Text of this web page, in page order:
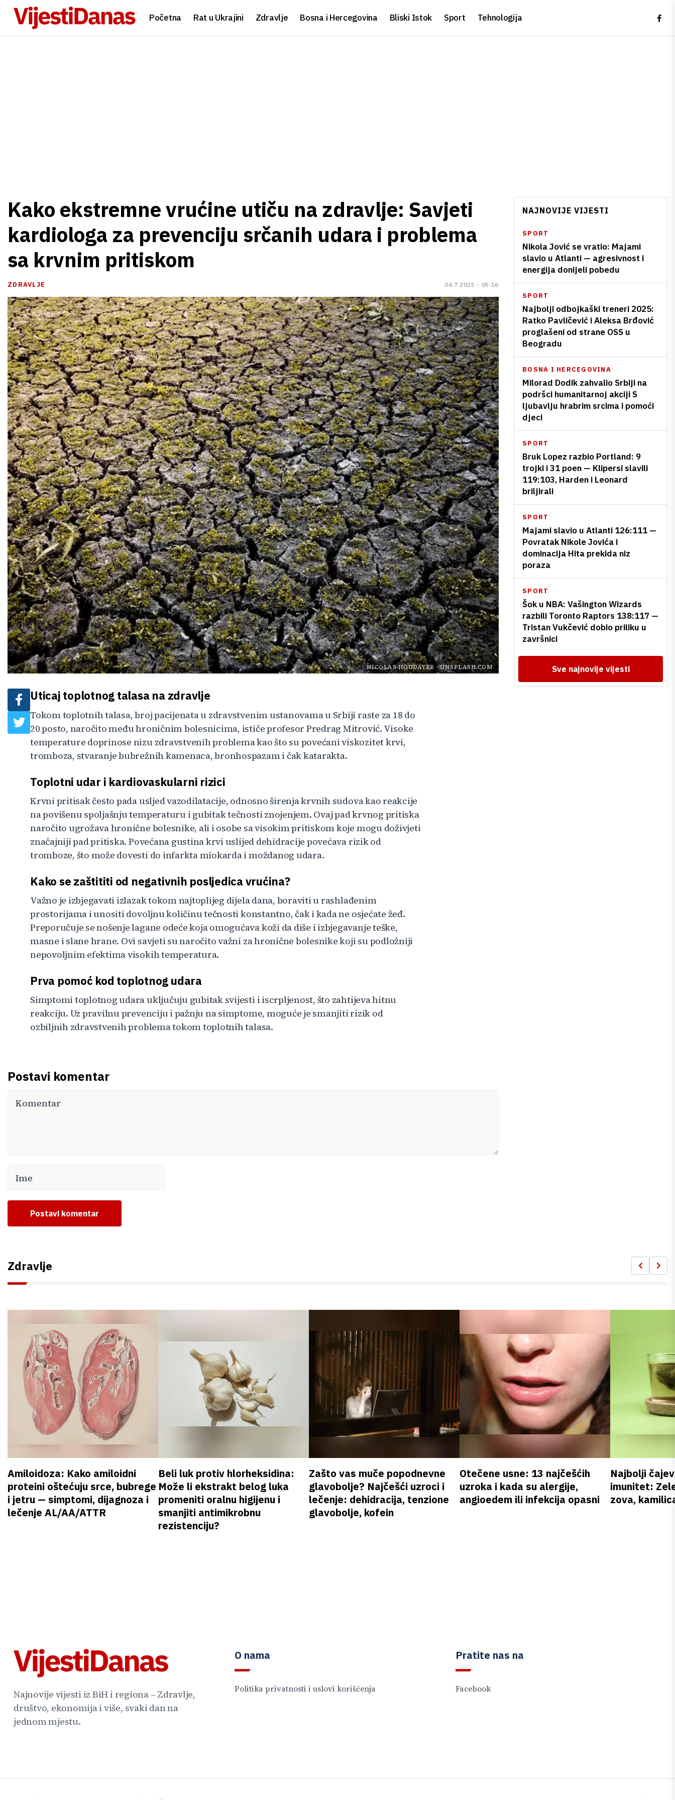
Početna Rat u Ukrajini Zdravlje Bosna i Hercegovina Bliski Istok Sport Tehnologija
Kako ekstremne vrućine utiču na zdravlje: Savjeti
kardiologa za prevenciju srčanih udara i problema
sa krvnim pritiskom
ZDRAVLJE 04.7.2025 - 05:16
NICOLAS HOUDAYER -UNSPLASH.COM
Uticaj toplotnog talasa na zdravlje
Tokom toplotnih talasa, broj pacijenata u zdravstvenim ustanovama u Srbiji raste za 18 do
20 posto, naročito među hroničnim bolesnicima, ističe profesor Predrag Mitrović. Visoke
temperature doprinose nizu zdravstvenih problema kao što su povećani viskozitet krvi,
tromboza, stvaranje bubrežnih kamenaca, bronhospazam i čak katarakta.
Toplotni udar i kardiovaskularni rizici
Krvni pritisak često pada usljed vazodilatacije, odnosno širenja krvnih sudova kao reakcije
na povišenu spoljašnju temperaturu i gubitak tečnosti znojenjem. Ovaj pad krvnog pritiska
naročito ugrožava hronične bolesnike, ali i osobe sa visokim pritiskom koje mogu doživjeti
značajniji pad pritiska. Povećana gustina krvi uslijed dehidracije povećava rizik od
tromboze, što može dovesti do infarkta miokarda i moždanog udara.
Kako se zaštititi od negativnih posljedica vrućina?
Važno je izbjegavati izlazak tokom najtoplijeg dijela dana, boraviti u rashlađenim
prostorijama i unositi dovoljnu količinu tečnosti konstantno, čak i kada ne osjećate žeđ.
Preporučuje se nošenje lagane odeće koja omogućava koži da diše i izbjegavanje teške,
masne i slane hrane. Ovi savjeti su naročito važni za hronične bolesnike koji su podložniji
nepovoljnim efektima visokih temperatura.
Prva pomoć kod toplotnog udara
Simptomi toplotnog udara uključuju gubitak svijesti i iscrpljenost, što zahtijeva hitnu
reakciju. Uz pravilnu prevenciju i pažnju na simptome, moguće je smanjiti rizik od
ozbiljnih zdravstvenih problema tokom toplotnih talasa.
Postavi komentar
Postavi komentar
NAJNOVIJE VIJESTI
SPORT
Nikola Jović se vratio: Majami
slavio u Atlanti — agresivnost i
energija donijeli pobedu
SPORT
Najbolji odbojkaški treneri 2025:
Ratko Pavličević i Aleksa Brđović
proglašeni od strane OSS u
Beogradu
BOSNA I HERCEGOVINA
Milorad Dodik zahvalio Srbiji na
podršci humanitarnoj akciji S
ljubavlju hrabrim srcima i pomoći
djeci
SPORT
Bruk Lopez razbio Portland: 9
trojki i 31 poen — Klipersi slavili
119:103, Harden i Leonard
briljirali
SPORT
Majami slavio u Atlanti 126:111 —
Povratak Nikole Jovića i
dominacija Hita prekida niz
poraza
SPORT
Šok u NBA: Vašington Wizards
razbili Toronto Raptors 138:117 —
Tristan Vukčević dobio priliku u
završnici
Sve najnovije vijesti
Zdravlje
Amiloidoza: Kako amiloidni
proteini oštećuju srce, bubrege
i jetru — simptomi, dijagnoza i
lečenje AL/AA/ATTR
Beli luk protiv hlorheksidina:
Može li ekstrakt belog luka
promeniti oralnu higijenu i
smanjiti antimikrobnu
rezistenciju?
Zašto vas muče popodnevne
glavobolje? Najčešći uzroci i
lečenje: dehidracija, tenzione
glavobolje, kofein
Otečene usne: 13 najčešćih
uzroka i kada su alergije,
angioedem ili infekcija opasni
Najbolji
imunitet:
zova,
Najnovije vijesti iz BiH i regiona – Zdravlje,
društvo, ekonomija i više, svaki dan na
jednom mjestu.
O nama
Politika privatnosti i uslovi korišćenja
Pratite nas na
Facebook